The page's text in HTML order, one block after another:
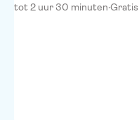
tot 2 uur 30 minuten·